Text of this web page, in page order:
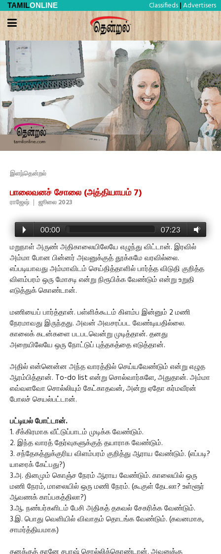
TAMILONLINE Classifieds | Advertisers
இளந்தென்றல்
பாலைவனச் சோலை (அத்தியாயம் 7)
ராஜேஷ் | ஜூலை 2023
00:00 07:23
மறுநாள் அருண் அதிகாலையிலேயே எழுந்து விட்டான். இரவில்
அம்மா போன பின்னர் அவனுக்குத் தூக்கமே வரவில்லை.
எப்படியாவது அம்மாவிடம் செய்தித்தாளில் பார்த்த விடுதி குறித்த
விளம்பரம் ஒரு மோசடி என்று நிரூபிக்க வேண்டும் என்று உறுதி
எடுத்துக் கொண்டான்.
மணியைப் பார்த்தான். பள்ளிக்கூடம் கிளம்ப இன்னும் 2 மணி
நேரமாவது இருந்தது. அவன் அவசரப்பட வேண்டியதில்லை.
காலைக் கடன்களை படபடவென்று முடித்தான். தனது
அறையிலேயே ஒரு நோட்டுப் புத்தகத்தை எடுத்தான்.
அதில் என்னென்ன அந்த வாரத்தில் செய்யவேண்டும் என்று எழுத
ஆரம்பித்தான். To-do list என்று சொல்வார்களே, அதுதான். அம்மா
எவ்வளவோ சொல்லியும் கேட்காதவன், அன்று ஏதோ கர்மவீரன்
போலச் செயல்பட்டான்.
பட்டியல் போட்டான்.
1. சீக்கிரமாக வீட்டுப்பாடம் முடிக்க வேண்டும்.
2. இந்த வாரத் தேர்வுகளுக்குத் தயாராக வேண்டும்.
3. சந்தேகத்துக்குரிய விளம்பரம் குறித்து ஆராய வேண்டும். (எப்படி?
யாரைக் கேட்பது?)
3.அ. தினமும் கொஞ்ச நேரம் ஆராய வேண்டும். காலையில் ஒரு
மணி நேரம், மாலையில் ஒரு மணி நேரம். (கூகுள் தேடலா? உள்ளூர்
ஆவணக் காப்பகத்திலா?)
3.ஆ. நண்பர்களிடம் பேசி அதிகத் தகவல் சேகரிக்க வேண்டும்.
3.இ. பொது வெளியில் விவாதம் தொடங்க வேண்டும். (கவனமாக,
சாமர்த்தியமாக)